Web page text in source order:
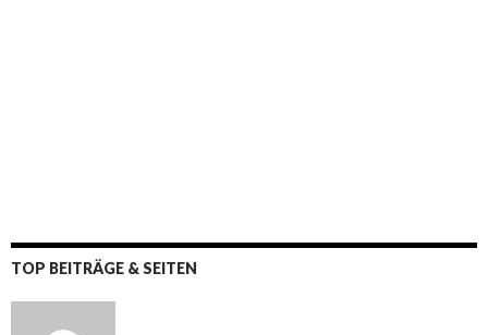
TOP BEITRÄGE & SEITEN